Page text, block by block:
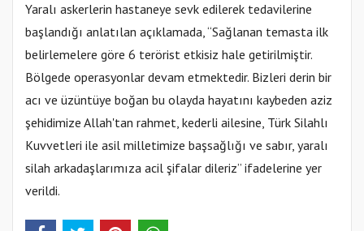
Yaralı askerlerin hastaneye sevk edilerek tedavilerine
başlandığı anlatılan açıklamada, “Sağlanan temasta ilk
belirlemelere göre 6 terörist etkisiz hale getirilmiştir.
Bölgede operasyonlar devam etmektedir. Bizleri derin bir
acı ve üzüntüye boğan bu olayda hayatını kaybeden aziz
şehidimize Allah'tan rahmet, kederli ailesine, Türk Silahlı
Kuvvetleri ile asil milletimize başsağlığı ve sabır, yaralı
silah arkadaşlarımıza acil şifalar dileriz” ifadelerine yer
verildi.